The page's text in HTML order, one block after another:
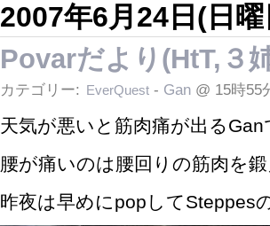
2007年6月24日(日
Povarだより(HtT,３
カテゴリー: EverQuest - Gan @ 15時55
天気が悪いと筋肉痛が出るGan
腰が痛いのは腰回りの筋肉を
昨夜は早めにpopしてSteppes